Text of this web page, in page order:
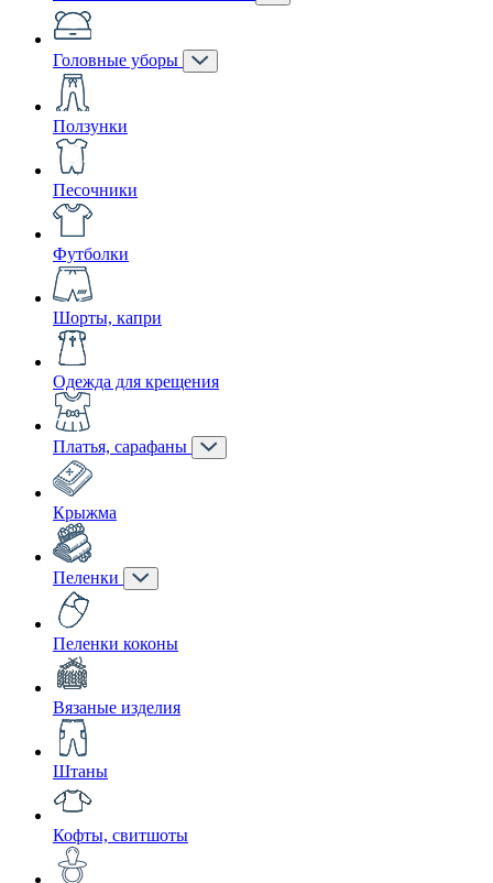
Головные уборы
Ползунки
Песочники
Футболки
Шорты, капри
Одежда для крещения
Платья, сарафаны
Крыжма
Пеленки
Пеленки коконы
Вязаные изделия
Штаны
Кофты, свитшоты